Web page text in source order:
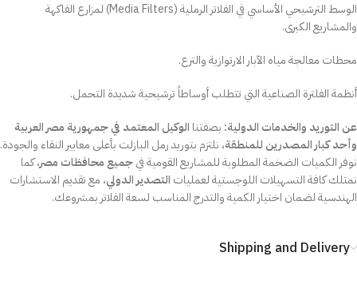
الوسط الترشيحي الأساسي في الفلاتر الرملية (Media Filters) لمزارع الفاكهة
والمشاريع الكبرى.
محطات معالجة مياه الآبار الارتوازية والترع.
أنظمة الفلترة الصناعية التي تتطلب أوساطاً ترشيحية شديدة التحمل.
عن التوريد والخدمات الدولية: بصفتنا الوكيل المعتمد في جمهورية مصر العربية
وأحد كبار المصدرين للمنطقة، نلتزم بتوريد رمل البازلت بأعلى معايير النقاء والجودة.
نوفر الكميات الضخمة المطلوبة للمشاريع القومية فيجميع محافظات مصر، كما
نمتلك كافة التسهيلات اللوجستية لعمليات التصدير الدولي، مع تقديم الاستشارات
الهندسية لضمان اختيار الكمية والتدرج المناسب لسعة الفلاتر بمشروعك.
Shipping and Delivery